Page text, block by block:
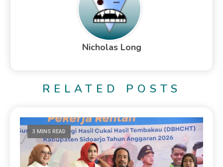
Nicholas Long
RELATED POSTS
3 MINS READ